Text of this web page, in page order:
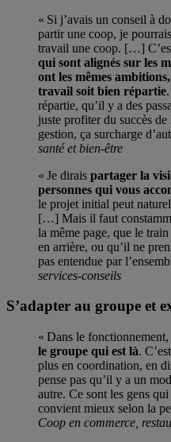
« Si j’avais un conseil à
partir une coop, je
travail une coop. […]
qui sont alignés sur les
ont les mêmes
travail soit bien répartie
répartie, qu’il y a des
juste profiter du succès
gestion, ça surcharge
santé et bien-être
« Je dirais partager la
personnes qui vous
le projet initial peut
[…] Mais il faut
la même page, que le train
en arrière, ou qu’il ne
pas entendue par
services-conseils
S’adapter au groupe et
« Dans le
le groupe qui est là.
plus en coordination, en
pense pas qu’il y a un
autre. Ce sont les gens
convient mieux selon la
Coop en commerce,